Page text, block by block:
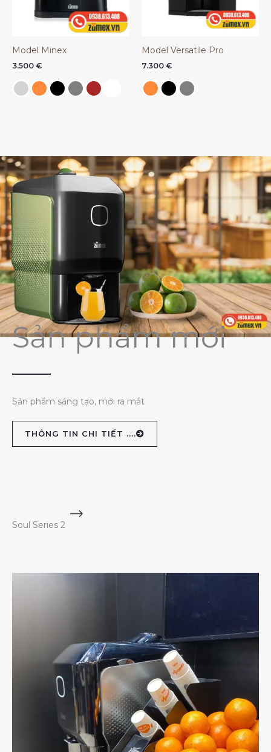
Model Minex
3.500 €
Model Versatile Pro
7.300 €
Sản phẩm mới
Sản phẩm sáng tạo, mới ra mắt
THÔNG TIN CHI TIẾT ....
Soul Series 2